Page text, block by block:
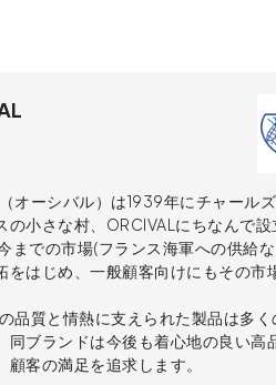
オーシバル）は1939年にチャール
の小さな村、ORCIVALにちなんで設
までの市場(フランス海軍への供給
をはじめ、一般顧客向けにもその市
品質と情熱に支えられた製品は多
同ブランドは今後も着心地の良い高
顧客の満足を追求します。